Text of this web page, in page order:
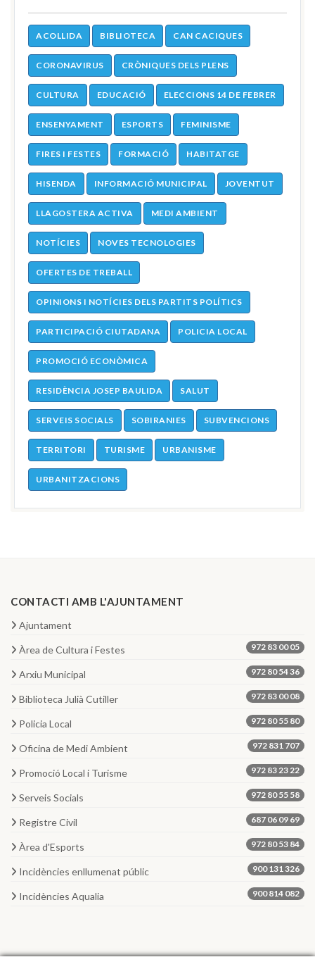
ACOLLIDA BIBLIOTECA CAN CACIQUES
CORONAVIRUS CRÒNIQUES DELS PLENS
CULTURA EDUCACIÓ ELECCIONS 14 DE FEBRER
ENSENYAMENT ESPORTS FEMINISME
FIRES I FESTES FORMACIÓ HABITATGE
HISENDA INFORMACIÓ MUNICIPAL JOVENTUT
LLAGOSTERA ACTIVA MEDI AMBIENT
NOTÍCIES NOVES TECNOLOGIES
OFERTES DE TREBALL
OPINIONS I NOTÍCIES DELS PARTITS POLÍTICS
PARTICIPACIÓ CIUTADANA POLICIA LOCAL
PROMOCIÓ ECONÒMICA
RESIDÈNCIA JOSEP BAULIDA SALUT
SERVEIS SOCIALS SOBIRANIES SUBVENCIONS
TERRITORI TURISME URBANISME
URBANITZACIONS
CONTACTI AMB L'AJUNTAMENT
Ajuntament
Àrea de Cultura i Festes 972 83 00 05
Arxiu Municipal 972 80 54 36
Biblioteca Julià Cutiller 972 83 00 08
Policia Local 972 80 55 80
Oficina de Medi Ambient 972 831 707
Promoció Local i Turisme 972 83 23 22
Serveis Socials 972 80 55 58
Registre Civil 687 06 09 69
Àrea d'Esports 972 80 53 84
Incidències enllumenat públic 900 131 326
Incidències Aqualia 900 814 082